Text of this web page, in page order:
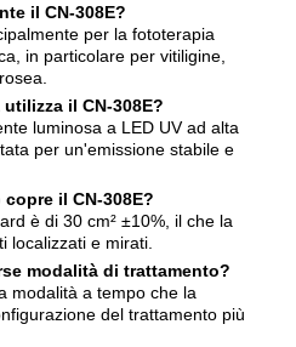
il CN-308E?
per la fototerapia
in particolare per vitiligine,
il CN-308E?
luminosa a LED UV ad alta
per un'emissione stabile e
il CN-308E?
è di 30 cm² ±10%, il che la
localizzati e mirati.
modalità di trattamento?
modalità a tempo che la
del trattamento più